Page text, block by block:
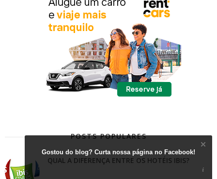
POSTS POPULARES
QUAL A DIFERENÇA ENTRE OS HOTÉIS IBIS?
Gostou do blog? Curta nossa página no Facebook!